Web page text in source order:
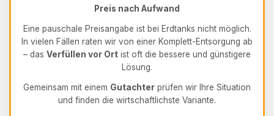
Preis nach Aufwand
Eine pauschale Preisangabe ist bei Erdtanks nicht möglich.
In vielen Fällen raten wir von einer Komplett-Entsorgung ab
– das Verfüllen vor Ort ist oft die bessere und günstigere
Lösung.
Gemeinsam mit einem Gutachter prüfen wir Ihre Situation
und finden die wirtschaftlichste Variante.